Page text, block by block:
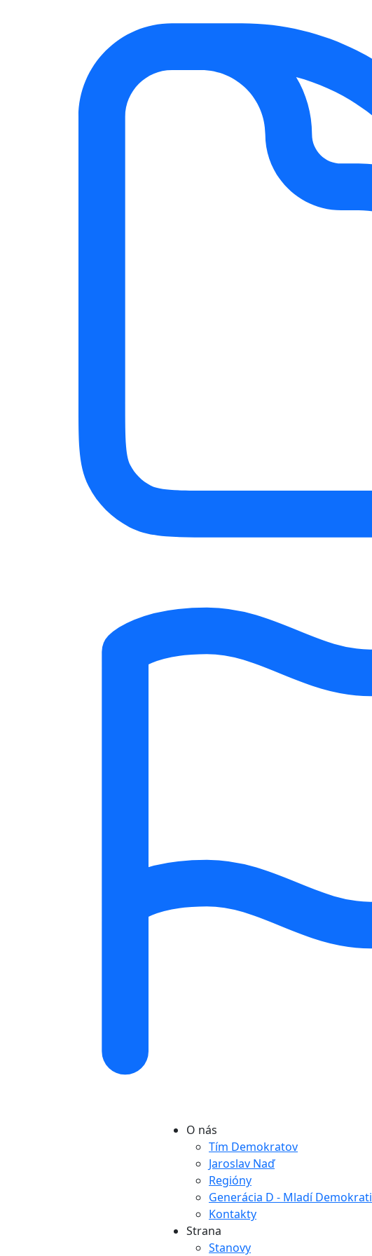
O nás
Tím Demokratov
Jaroslav Naď
Regióny
Generácia D - Mladí Demokrati
Kontakty
Strana
Stanovy